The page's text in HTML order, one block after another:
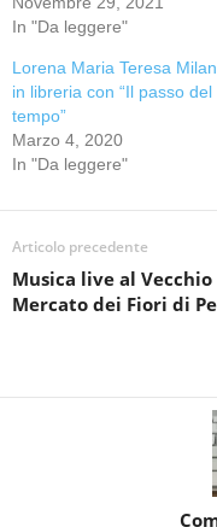
In "Da leggere"
Lorena Maria Teresa
in libreria con “Il passo del
tempo”
Marzo 4, 2020
In "Da leggere"
Articolo precedente
Musica live al Vecchio
Mercato dei Fiori di